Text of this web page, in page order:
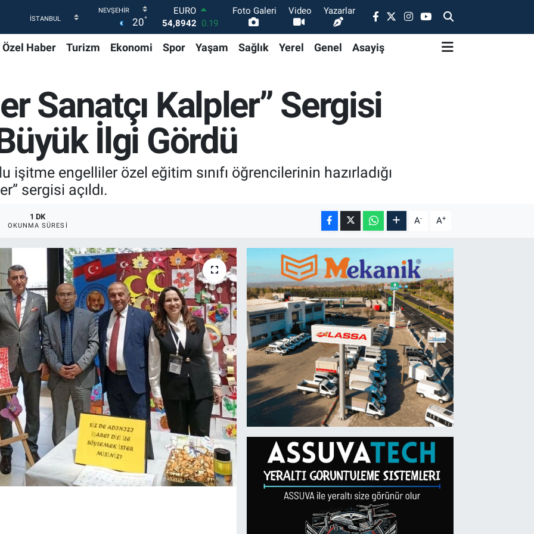
20°
STERLİN
64,0425 0.17
GRAM ALTIN
6249.61 0.85
64.217,96
1.1
DOLAR
-0.01
EURO
54,8942
0.19
Foto Galeri Video Yazarlar
Özel Haber Turizm Ekonomi Spor Yaşam Sağlık Yerel Genel Asayiş
Sanatçı Kalpler” Sergisi
İlgi Gördü
işitme engelliler özel eğitim sınıfı öğrencilerinin hazırladığı
sergisi açıldı.
1 DK
OKUNMA SÜRESI A- A+